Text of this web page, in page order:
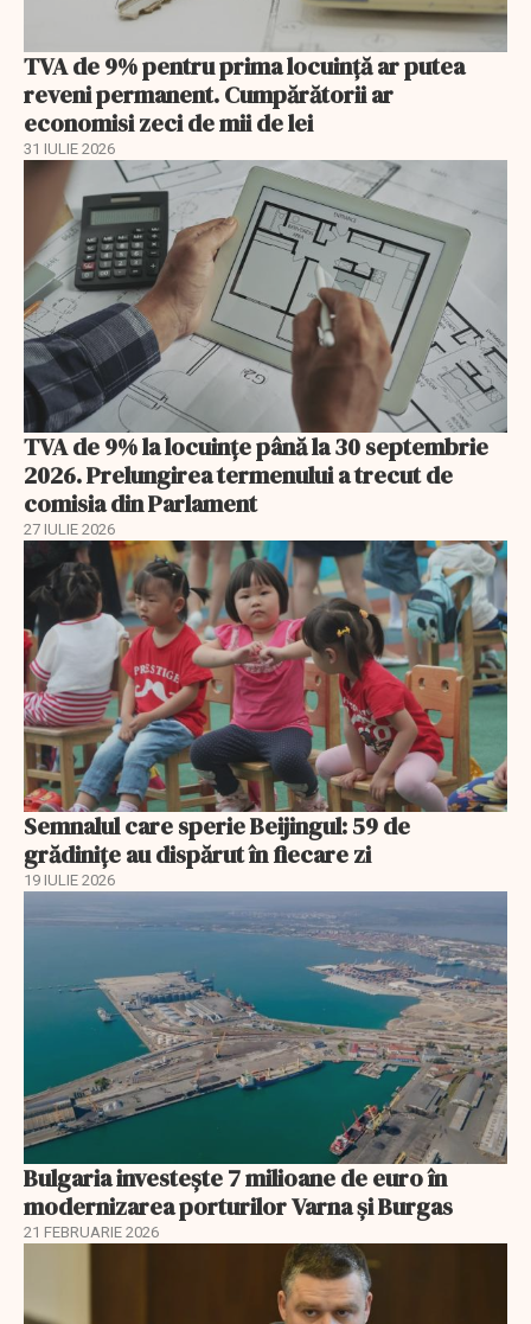
TVA de 9% pentru prima locuință ar putea
reveni permanent. Cumpărătorii ar
economisi zeci de mii de lei
31 IULIE 2026
TVA de 9% la locuințe până la 30 septembrie
2026. Prelungirea termenului a trecut de
comisia din Parlament
27 IULIE 2026
Semnalul care sperie Beijingul: 59 de
grădinițe au dispărut în fiecare zi
19 IULIE 2026
Bulgaria investește 7 milioane de euro în
modernizarea porturilor Varna și Burgas
21 FEBRUARIE 2026